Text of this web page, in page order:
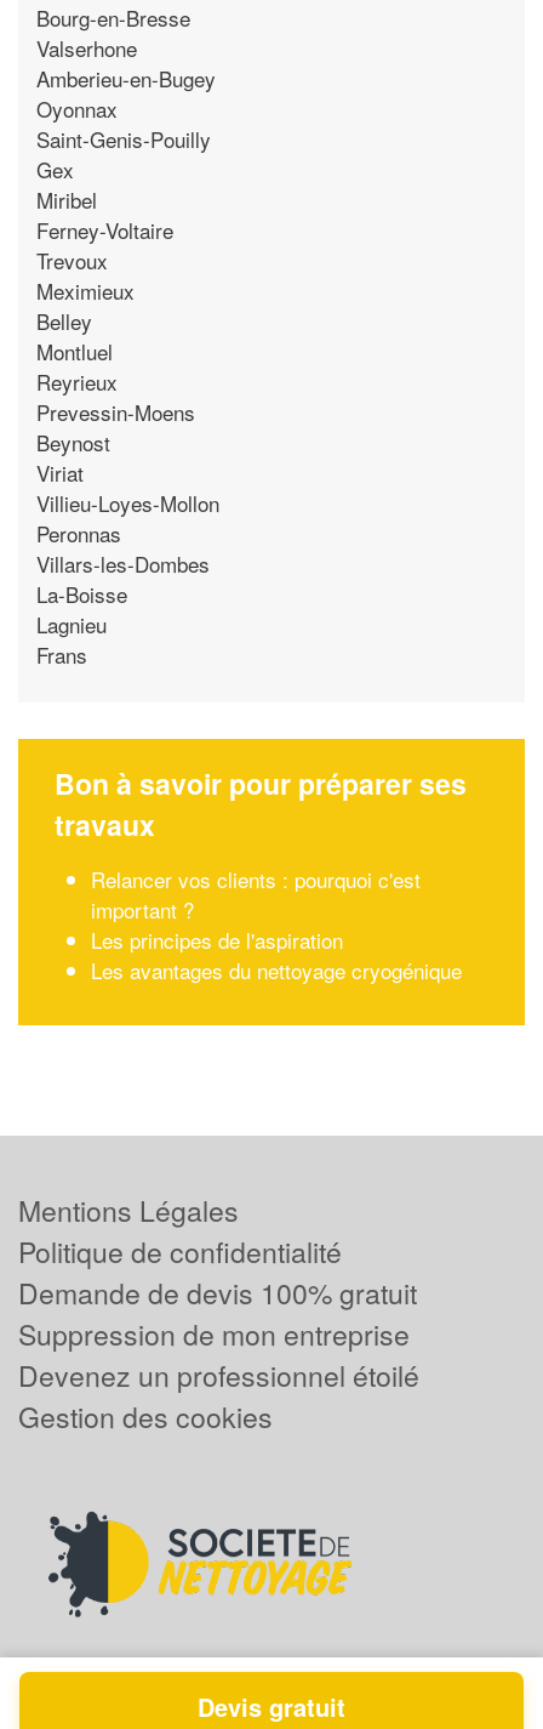
Bourg-en-Bresse
Valserhone
Amberieu-en-Bugey
Oyonnax
Saint-Genis-Pouilly
Gex
Miribel
Ferney-Voltaire
Trevoux
Meximieux
Belley
Montluel
Reyrieux
Prevessin-Moens
Beynost
Viriat
Villieu-Loyes-Mollon
Peronnas
Villars-les-Dombes
La-Boisse
Lagnieu
Frans
Bon à savoir pour préparer ses
travaux
Relancer vos clients : pourquoi c'est
important ?
Les principes de l'aspiration
Les avantages du nettoyage cryogénique
Mentions Légales
Politique de confidentialité
Demande de devis 100% gratuit
Suppression de mon entreprise
Devenez un professionnel étoilé
Gestion des cookies
Powered byPlus que pro
Devis gratuit